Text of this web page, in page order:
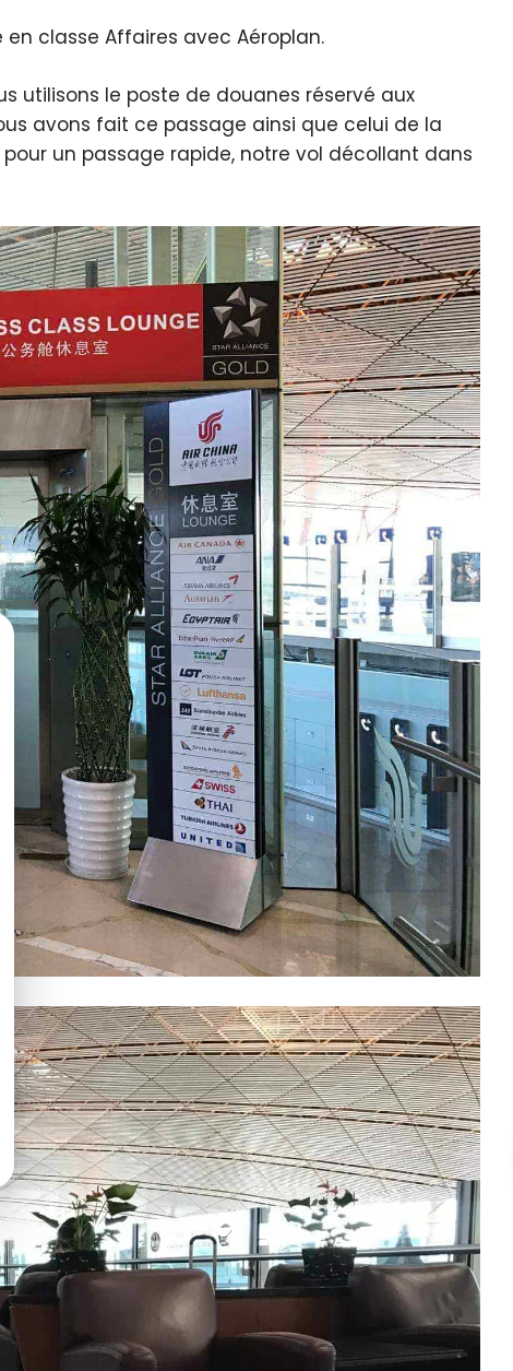
le bandeau des cookies
classe Affaires avec Aéroplan.
utilisons le poste de douanes réservé aux
avons fait ce passage ainsi que celui de la
un passage rapide, notre vol décollant dans